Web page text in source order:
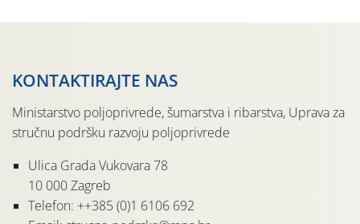
KONTAKTIRAJTE NAS
Ministarstvo poljoprivrede, šumarstva i ribarstva, Uprava za
stručnu podršku razvoju poljoprivrede
Ulica Grada Vukovara 78
10 000 Zagreb
Telefon: ++385 (0)1 6106 692